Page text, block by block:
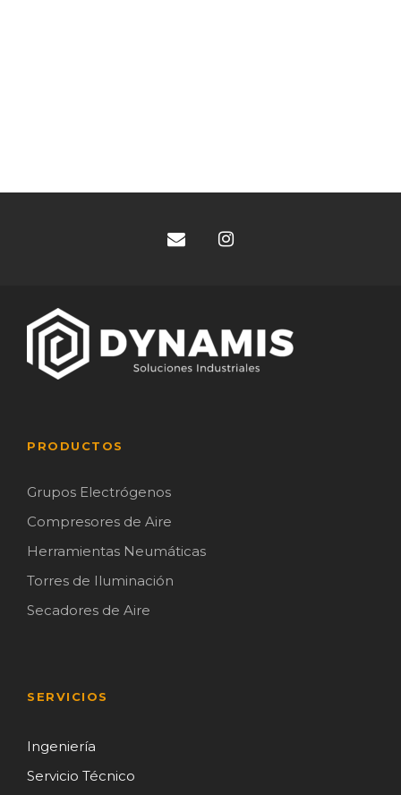
PRODUCTOS
Grupos Electrógenos
Compresores de Aire
Herramientas Neumáticas
Torres de Iluminación
Secadores de Aire
SERVICIOS
Ingeniería
Servicio Técnico